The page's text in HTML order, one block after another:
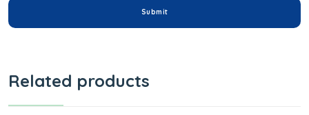
Related products